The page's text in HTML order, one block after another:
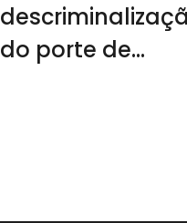
do porte de